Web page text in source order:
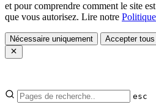
et pour comprendre comment le site
que vous autorisez. Lire notre
Nécessaire uniquement Accepter tous
esc